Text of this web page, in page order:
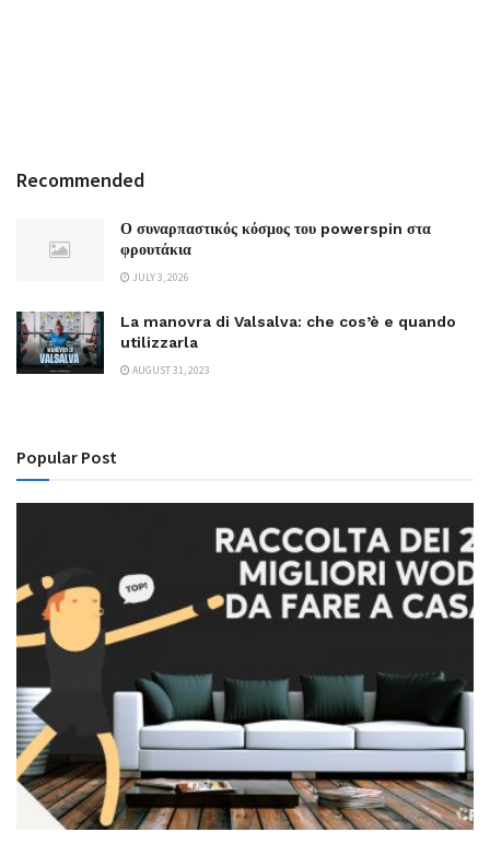
Recommended
Ο συναρπαστικός κόσμος του powerspin στα
φρουτάκια
JULY 3, 2026
La manovra di Valsalva: che cos’è e quando
utilizzarla
AUGUST 31, 2023
Popular Post